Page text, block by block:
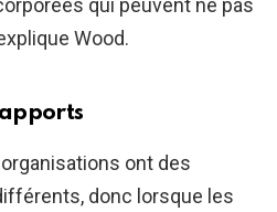
qui peuvent ne pas
Wood.
ont des
donc lorsque les